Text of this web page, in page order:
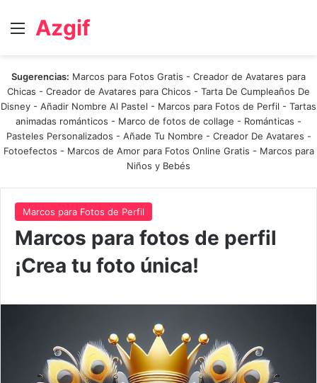
Menú
Azgif
Sugerencias: Marcos para Fotos Gratis - Creador de Avatares para
Chicas - Creador de Avatares para Chicos - Tarta De Cumpleaños De
Disney - Añadir Nombre Al Pastel - Marcos para Fotos de Perfil - Tartas
animadas románticos - Marco de fotos de collage - Románticas -
Pasteles Personalizados - Añade Tu Nombre - Creador De Avatares -
Fotoefectos - Marcos de Amor para Fotos Online Gratis - Marcos para
Niños y Bebés
Marcos para Fotos de Perfil
Marcos para fotos de perfil
¡Crea tu foto única!